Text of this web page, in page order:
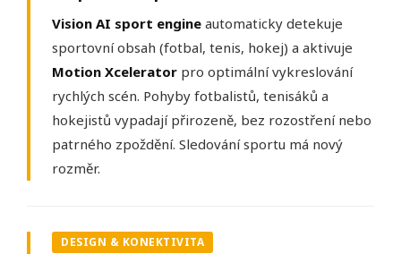
Vision AI sport engine automaticky detekuje
sportovní obsah (fotbal, tenis, hokej) a aktivuje
Motion Xcelerator pro optimální vykreslování
rychlých scén. Pohyby fotbalistů, tenisáků a
hokejistů vypadají přirozeně, bez rozostření nebo
patrného zpoždění. Sledování sportu má nový
rozměr.
DESIGN & KONEKTIVITA